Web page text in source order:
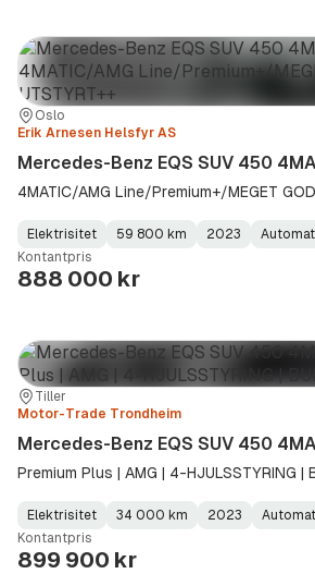
Sted:
Oslo
Forhandler:
Erik Arnesen Helsfyr AS
Mercedes-Benz EQS SUV 450
4MATIC/AMG Line/Premium+/MEGET
Fuel
Type:
Elektrisitet
Kilometerstand:
59 800 km
Model
Year:
2023
Gearbox
Type:
Automat
Kontantpris
888 000 kr
Sted:
Tiller
Forhandler:
Motor-Trade Trondheim
Mercedes-Benz EQS SUV 450
Premium Plus | AMG | 4-HJULSSTYRING |
Fuel
Type:
Elektrisitet
Kilometerstand:
34 000 km
Model
Year:
2023
Gearbox
Type:
Automat
Kontantpris
899 900 kr